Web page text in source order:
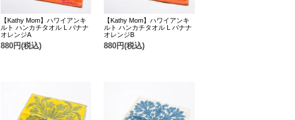
【Kathy Mom】ハワイアンキ
ルト ハンカチタオル L バナナ
オレンジA
880円(税込)
【Kathy Mom】ハワイアンキ
ルト ハンカチタオル L バナナ
オレンジB
880円(税込)